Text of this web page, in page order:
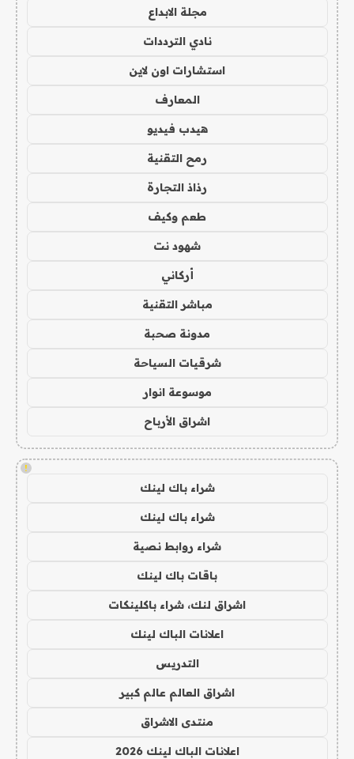
مجلة الابداع
نادي الترددات
استشارات اون لاين
المعارف
هيدب فيديو
رمح التقنية
رذاذ التجارة
طعم وكيف
شهود نت
أركاني
مباشر التقنية
مدونة صحبة
شرقيات السياحة
موسوعة انوار
اشراق الأرباح
!
شراء باك لينك
شراء باك لينك
شراء روابط نصية
باقات باك لينك
اشراق لنك، شراء باكلينكات
اعلانات الباك لينك
التدريس
اشراق العالم عالم كبير
منتدى الاشراق
اعلانات الباك لينك 2026